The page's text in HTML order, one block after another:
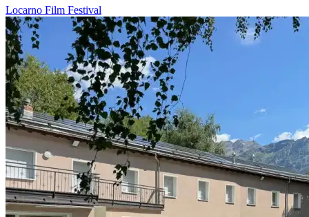
Locarno Film Festival